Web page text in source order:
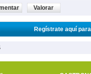
Valorar
Regístrate aquí